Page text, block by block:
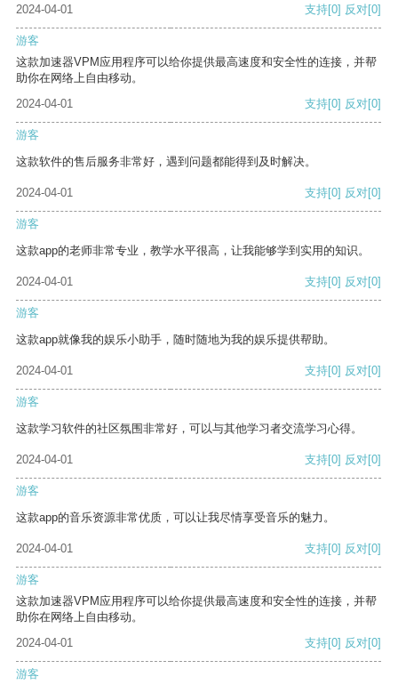
2024-04-01 支持[0] 反对[0]
游客
这款加速器VPM应用程序可以给你提供最高速度和安全性的连接，并帮
助你在网络上自由移动。
2024-04-01
支持[0] 反对[0]
游客
这款软件的售后服务非常好，遇到问题都能得到及时解决。
2024-04-01 支持[0] 反对[0]
游客
这款app的老师非常专业，教学水平很高，让我能够学到实用的知识。
2024-04-01 支持[0] 反对[0]
游客
这款app就像我的娱乐小助手，随时随地为我的娱乐提供帮助。
2024-04-01 支持[0] 反对[0]
游客
这款学习软件的社区氛围非常好，可以与其他学习者交流学习心得。
2024-04-01 支持[0] 反对[0]
游客
这款app的音乐资源非常优质，可以让我尽情享受音乐的魅力。
2024-04-01 支持[0] 反对[0]
游客
这款加速器VPM应用程序可以给你提供最高速度和安全性的连接，并帮
助你在网络上自由移动。
2024-04-01
支持[0] 反对[0]
游客